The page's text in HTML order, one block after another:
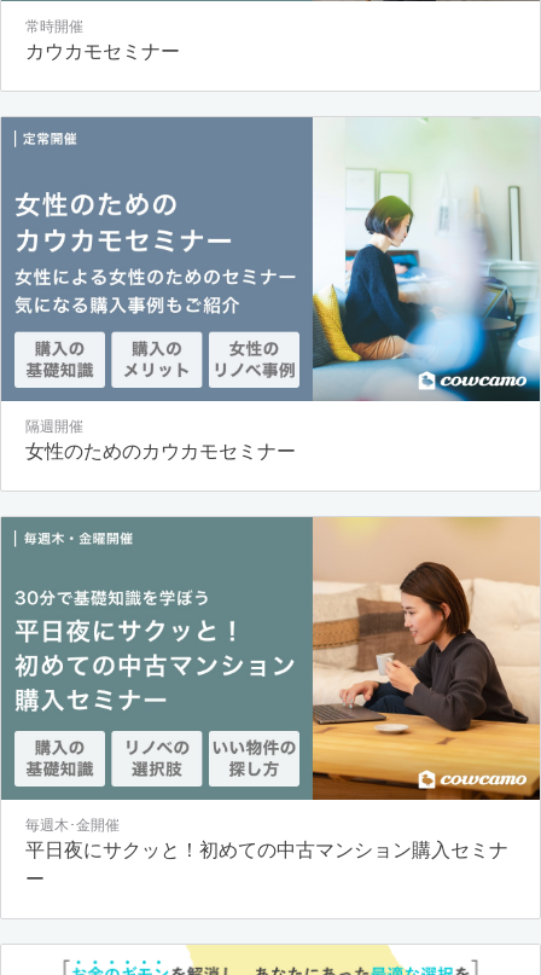
常時開催
カウカモセミナー
隔週開催
女性のためのカウカモセミナー
毎週木･金開催
平日夜にサクッと！初めての中古マンション購入セミナ
ー